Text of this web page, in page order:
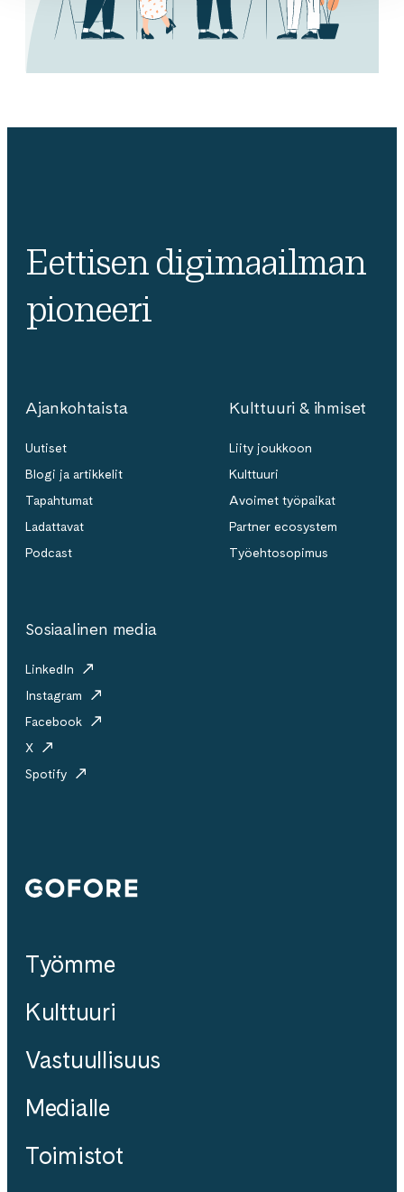
Eettisen digimaailman
pioneeri
Ajankohtaista
Uutiset
Blogi ja artikkelit
Tapahtumat
Ladattavat
Podcast
Kulttuuri & ihmiset
Liity joukkoon
Kulttuuri
Avoimet työpaikat
Partner ecosystem
Työehtosopimus
Sosiaalinen media
LinkedIn
Instagram
Facebook
X
Spotify
Gofore
Työmme
Kulttuuri
Vastuullisuus
Medialle
Toimistot